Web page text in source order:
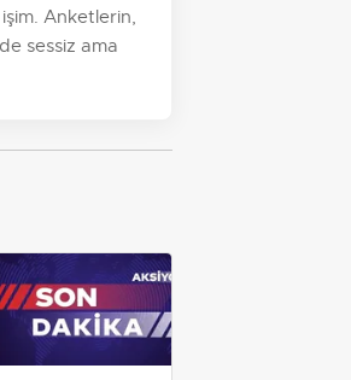
Anketlerin,
sessiz ama